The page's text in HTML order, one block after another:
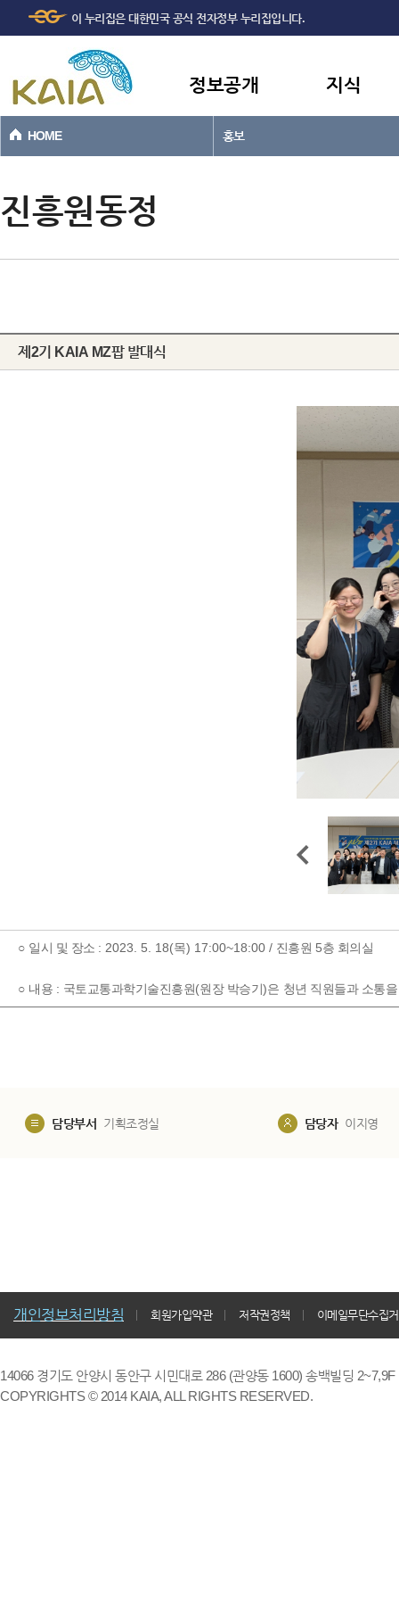
본문바로가기
이 누리집은 대한민국 공식 전자정부 누리집입니다.
정보공개 지식
HOME 홍보
진흥원동정
제2기 KAIA MZ팝 발대식
○ 일시 및 장소 : 2023. 5. 18(목) 17:00~18:00 / 진흥원 5층 회의실
○ 내용 : 국토교통과학기술진흥원(원장 박승기 )은 청년 직원들과 소통
담당부서 기획조정실 담당자 이지영
개인정보처리방침 회원가입약관 저작권정책 이메일무단수집
14066 경기도 안양시 동안구 시민대로 286 (관양동 1600) 송백빌딩
COPYRIGHTS © 2014 KAIA, ALL RIGHTS RESERVED.